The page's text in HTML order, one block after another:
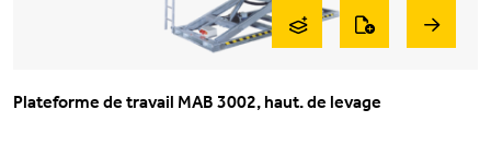
Plateforme de travail MAB 3002, haut. de levage